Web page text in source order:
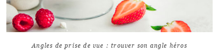
Angles de prise de vue : trouver son angle héros